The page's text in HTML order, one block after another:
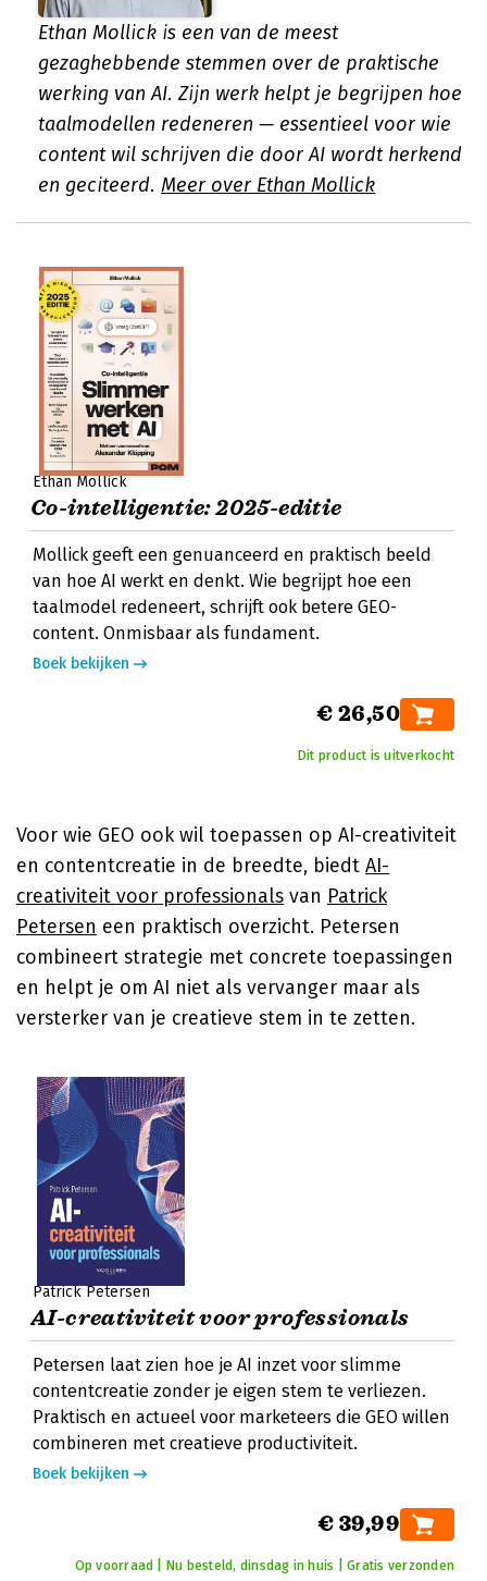
Ethan Mollick is een van de meest
gezaghebbende stemmen over de praktische
werking van AI. Zijn werk helpt je begrijpen hoe
taalmodellen redeneren — essentieel voor wie
content wil schrijven die door AI wordt herkend
en geciteerd. Meer over Ethan Mollick
Ethan Mollick
Co-intelligentie: 2025-editie
Mollick geeft een genuanceerd en praktisch beeld
van hoe AI werkt en denkt. Wie begrijpt hoe een
taalmodel redeneert, schrijft ook betere GEO-
content. Onmisbaar als fundament.
Boek bekijken
€ 26,50
Dit product is uitverkocht
Voor wie GEO ook wil toepassen op AI-creativiteit
en contentcreatie in de breedte, biedt AI-
creativiteit voor professionals van Patrick
Petersen een praktisch overzicht. Petersen
combineert strategie met concrete toepassingen
en helpt je om AI niet als vervanger maar als
versterker van je creatieve stem in te zetten.
Patrick Petersen
AI-creativiteit voor professionals
Petersen laat zien hoe je AI inzet voor slimme
contentcreatie zonder je eigen stem te verliezen.
Praktisch en actueel voor marketeers die GEO willen
combineren met creatieve productiviteit.
Boek bekijken
€ 39,99
Op voorraad | Nu besteld, dinsdag in huis | Gratis verzonden